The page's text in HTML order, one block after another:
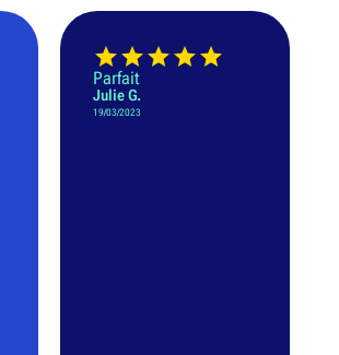
Parfait
Julie G.
19/03/2023